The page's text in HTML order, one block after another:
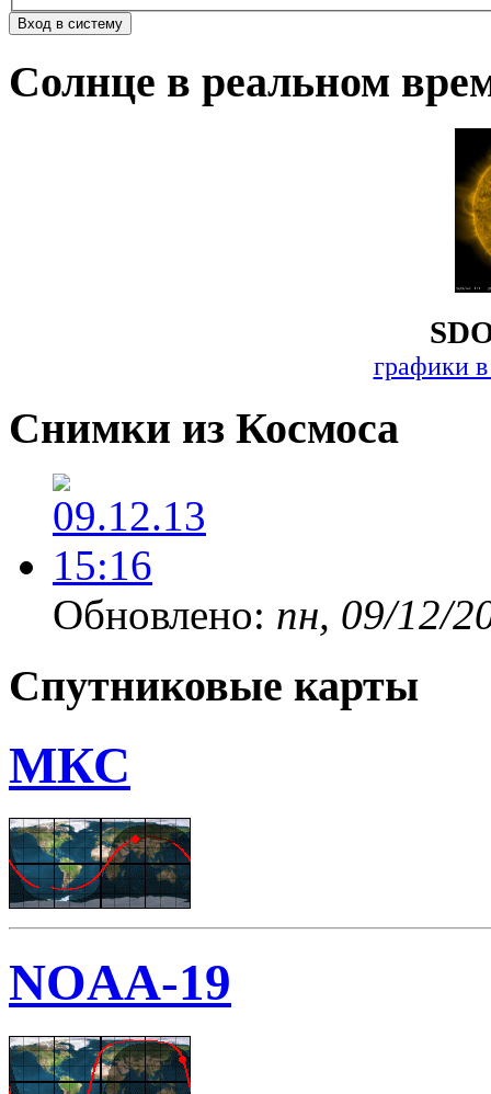
Солнце в реальном
графики
Снимки из Космоса
Обновлено: пн, 09/12/
Спутниковые карты
МКС
NOAA-19